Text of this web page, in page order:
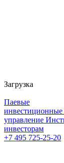
Загрузка
Паевые
управление
инвесторам
+7 495 725-25-20